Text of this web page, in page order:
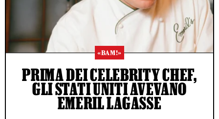
«BAM!»
PRIMA DEI CELEBRITY CHEF,
GLI STATI UNITI AVEVANO
EMERIL LAGASSE